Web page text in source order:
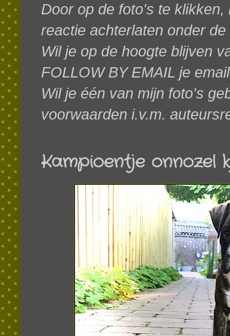
Door op de foto's te
reactie achterlaten onder
Wil je op de hoogte blijven
FOLLOW BY EMAIL je
Wil je één van mijn foto's
voorwaarden i.v.m.
Kampioentje onnozel